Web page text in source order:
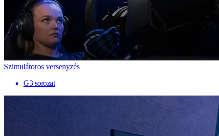
Szimulátoros versenyzés
G3 sorozat